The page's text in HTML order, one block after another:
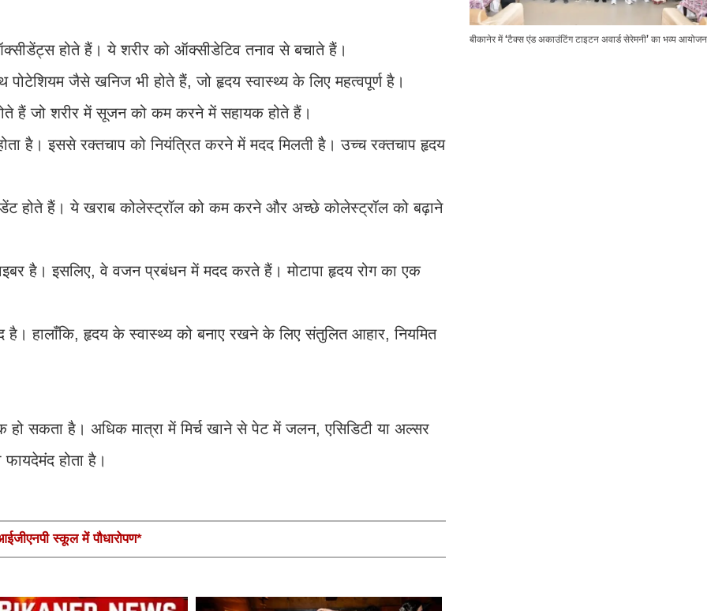
होते हैं। ये शरीर को ऑक्सीडेटिव तनाव से बचाते हैं।
पोटेशियम जैसे खनिज भी होते हैं, जो हृदय स्वास्थ्य के लिए महत्वपूर्ण है।
हैं जो शरीर में सूजन को कम करने में सहायक होते हैं।
होता है। इससे रक्तचाप को नियंत्रित करने में मदद मिलती है। उच्च रक्तचाप हृदय
होते हैं। ये खराब कोलेस्ट्रॉल को कम करने और अच्छे कोलेस्ट्रॉल को बढ़ाने
है। इसलिए, वे वजन प्रबंधन में मदद करते हैं। मोटापा हृदय रोग का एक
है। हालाँकि, हृदय के स्वास्थ्य को बनाए रखने के लिए संतुलित आहार, नियमित
हो सकता है। अधिक मात्रा में मिर्च खाने से पेट में जलन, एसिडिटी या अल्सर
फायदेमंद होता है।
स्कूल में पौधारोपण*
बीकानेर में ‘टैक्स एंड अकाउंटिंग टाइटन अवार्ड सेरेमनी’ का भव्य आयोजन